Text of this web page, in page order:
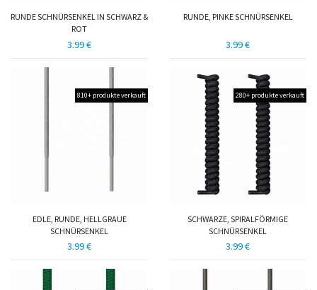
RUNDE SCHNÜRSENKEL IN SCHWARZ &
ROT
3.99 €
RUNDE, PINKE SCHNÜRSENKEL
3.99 €
810+ produkte verkauft
EDLE, RUNDE, HELLGRAUE
SCHNÜRSENKEL
3.99 €
280+ produkte verkauft
SCHWARZE, SPIRALFÖRMIGE
SCHNÜRSENKEL
3.99 €